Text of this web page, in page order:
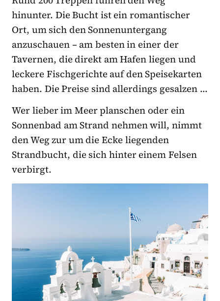
hinunter. Die Bucht ist ein romantischer
Ort, um sich den Sonnenuntergang
anzuschauen – am besten in einer der
Tavernen, die direkt am Hafen liegen und
leckere Fischgerichte auf den Speisekarten
haben. Die Preise sind allerdings gesalzen …
Wer lieber im Meer planschen oder ein
Sonnenbad am Strand nehmen will, nimmt
den Weg zur um die Ecke liegenden
Strandbucht, die sich hinter einem Felsen
verbirgt.